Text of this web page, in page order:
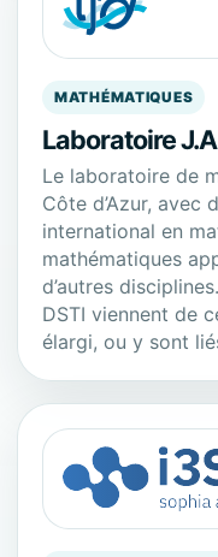
MATHÉMATIQUES
Laboratoire
Le laboratoire de
Côte d’Azur, avec
international en
mathématiques
d’autres
DSTI viennent de
élargi, ou y sont